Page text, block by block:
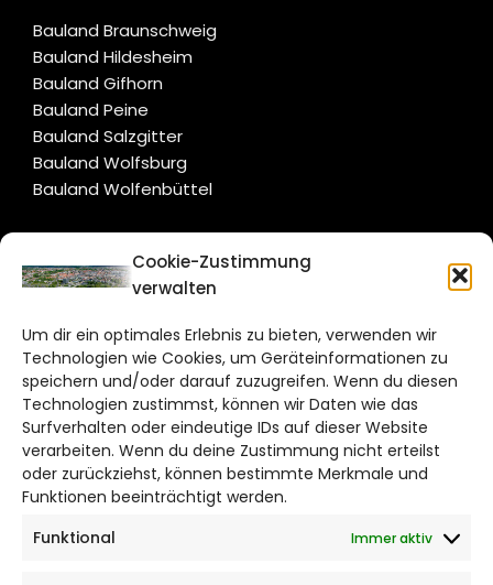
Cookie-Zustimmung
verwalten
Um dir ein optimales Erlebnis zu bieten, verwenden wir
Technologien wie Cookies, um Geräteinformationen zu
speichern und/oder darauf zuzugreifen. Wenn du diesen
Technologien zustimmst, können wir Daten wie das
Surfverhalten oder eindeutige IDs auf dieser Website
verarbeiten. Wenn du deine Zustimmung nicht erteilst
oder zurückziehst, können bestimmte Merkmale und
Funktionen beeinträchtigt werden.
Funktional
Immer aktiv
Bauland Braunschweig
Bauland Hildesheim
Bauland Gifhorn
Bauland Peine
Bauland Salzgitter
Bauland Wolfsburg
Bauland Wolfenbüttel
CITYLIFE!
Bruchtorwall 12
38100 Braunschweig
Telefon: 0531 387220 – 65
DAS STADTMAGAZIN FÜR
BRAUNSCHWEIG
Impressum